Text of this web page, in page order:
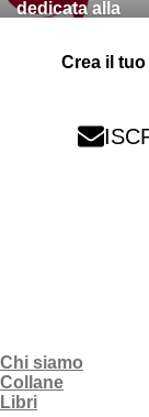
dedicata alla
Crea il
Chi siamo
Collane
Libri